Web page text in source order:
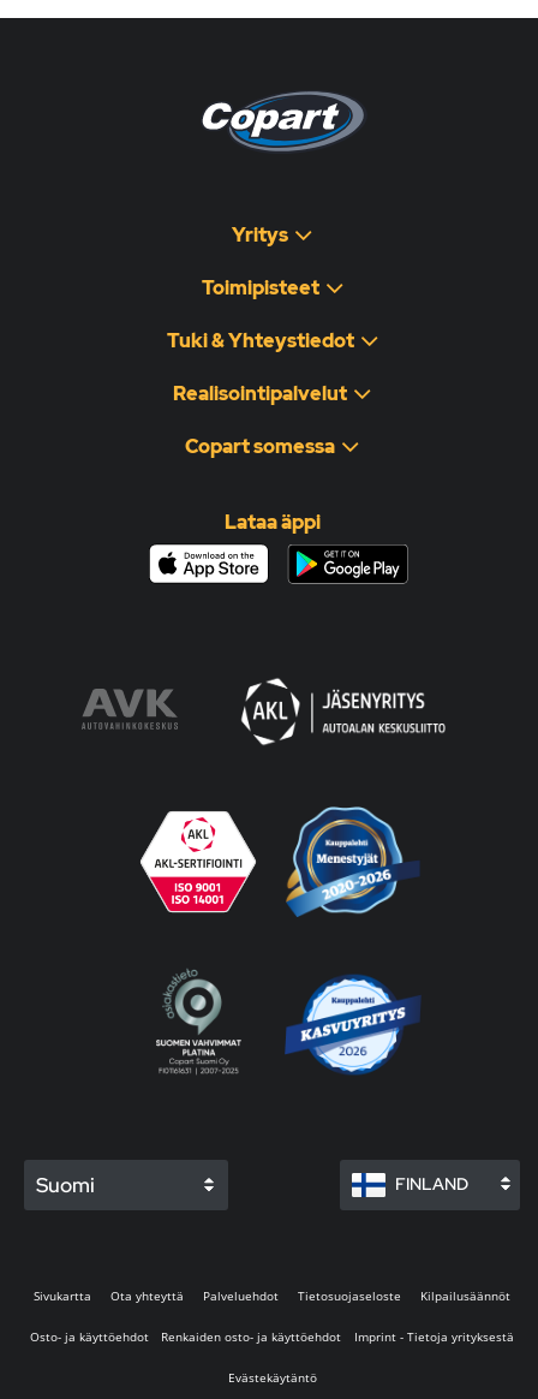
Yritys
Toimipisteet
Tuki & Yhteystiedot
Realisointipalvelut
Copart somessa
Lataa äppi
Suomi FINLAND
Sivukartta Ota yhteyttä Palveluehdot Tietosuojaseloste Kilpailusäännöt
Osto- ja käyttöehdot Renkaiden osto- ja käyttöehdot Imprint - Tietoja yrityksestä
Evästekäytäntö